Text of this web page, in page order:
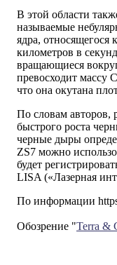
В этой области
называемые
ядра, относящегося
километров в
вращающиеся
превосходит массу
что она окутана
По словам авторов,
быстрого роста
черные дыры
ZS7 можно
будет
LISA («Лазерная
По информации
Обозрение "Terra &